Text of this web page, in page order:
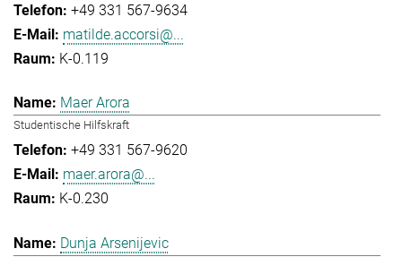
+49 331 567-9634
matilde.accorsi@...
K-0.119
Maer Arora
Studentische Hilfskraft
+49 331 567-9620
maer.arora@...
K-0.230
Dunja Arsenijevic